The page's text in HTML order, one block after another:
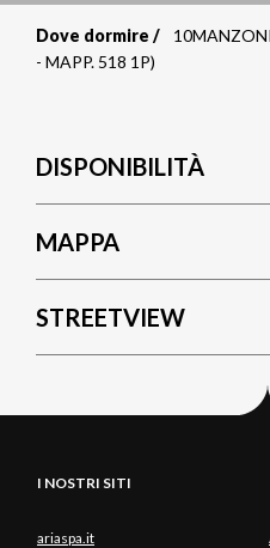
Briciole
pane
Dove dormire
- MAPP. 518 1P)
DISPONIBILITÀ
MAPPA
STREETVIEW
I NOSTRI SITI
ariaspa.it